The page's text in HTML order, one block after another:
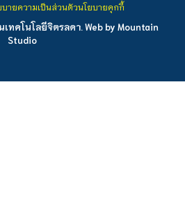
ทคโนโลยีจิตรลดา. Web by Mountain
Studio
บายความเป็นส่วนตัวนโยบายคุกกี้